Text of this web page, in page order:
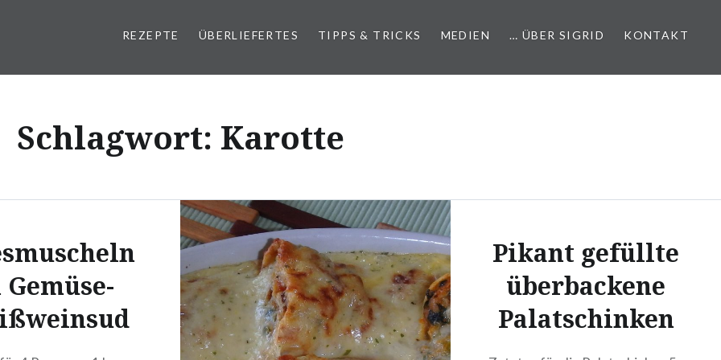
REZEPTE ÜBERLIEFERTES TIPPS & TRICKS MEDIEN … ÜBER SIGRID KONTAKT
Schlagwort: Karotte
Pikant gefüllte
überbackene
Palatschinken